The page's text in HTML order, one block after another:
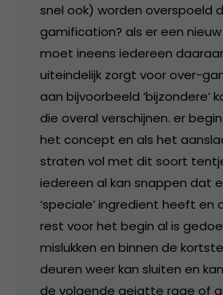
snel ook) worden overspoeld
gamification? als er een
moet ineens iedereen
uiteindelijk zorgt voor over-
aan bijvoorbeeld ‘bijzondere’
die overal verschijnen. er
het concept en als het
straten vol met dit soort
iedereen al kan snappen dat
‘speciale’ ingredient heeft en
rest voor het begin al is
mislukken en binnen de
deuren weer kan sluiten en
de volgende gejatte rage of